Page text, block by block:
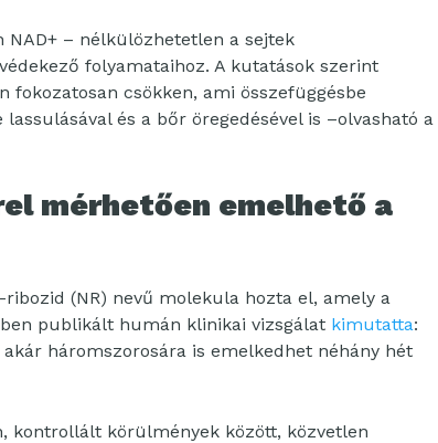
– nélkülözhetetlen a sejtek
folyamataihoz. A kutatások szerint
fokozatosan csökken, ami összefüggésbe
és a bőr öregedésével is –olvasható a
mérhetően emelhető a
(NR) nevű molekula hozta el, amely a
publikált humán klinikai vizsgálat kimutatta:
háromszorosára is emelkedhet néhány hét
kontrollált körülmények között, közvetlen